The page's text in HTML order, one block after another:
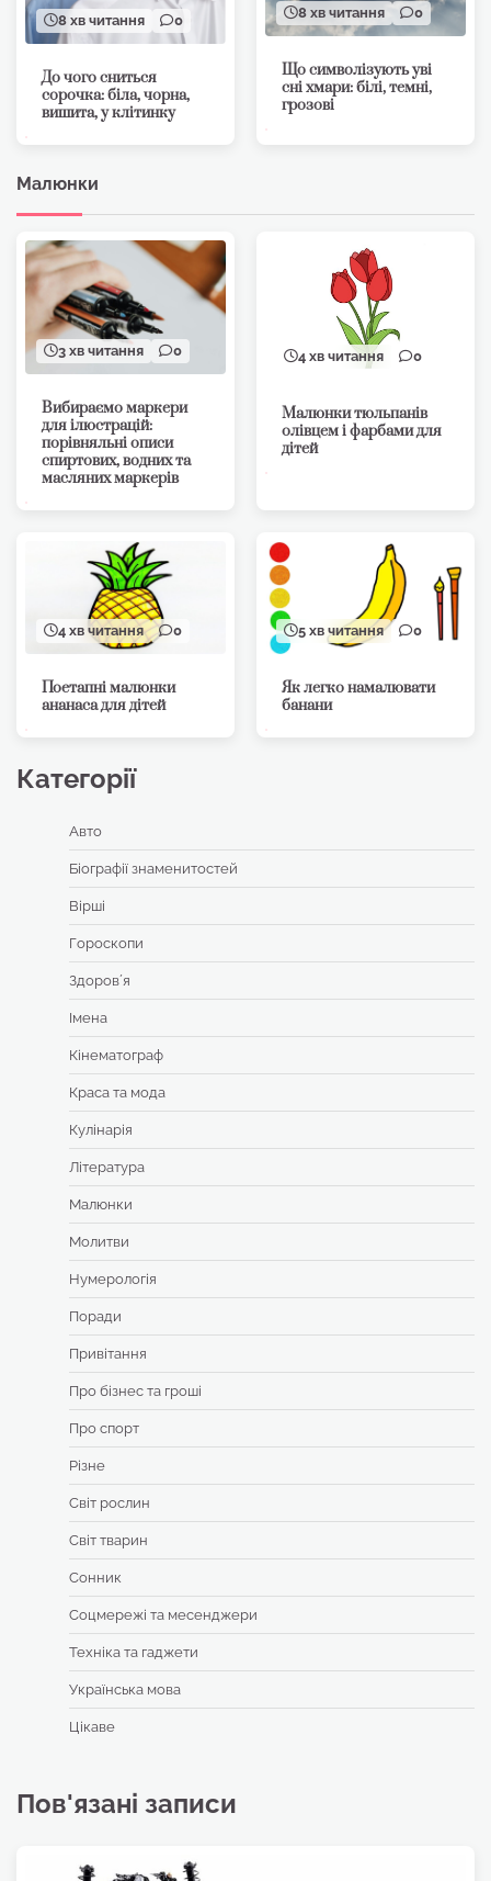
8 хв читання 0
До чого сниться
сорочка: біла, чорна,
вишита, у клітинку
8 хв читання 0
Що символізують уві
сні хмари: білі, темні,
грозові
Малюнки
3 хв читання 0
Вибираємо маркери
для ілюстрацій:
порівняльні описи
спиртових, водних та
масляних маркерів
4 хв читання 0
Малюнки тюльпанів
олівцем і фарбами для
дітей
4 хв читання 0
Поетапні малюнки
ананаса для дітей
5 хв читання 0
Як легко намалювати
банани
Категорії
Авто
Біографії знаменитостей
Вірші
Гороскопи
Здоровʼя
Імена
Кінематограф
Краса та мода
Кулінарія
Література
Малюнки
Молитви
Нумерологія
Поради
Привітання
Про бізнес та гроші
Про спорт
Різне
Світ рослин
Світ тварин
Сонник
Соцмережі та месенджери
Техніка та гаджети
Українська мова
Цікаве
Пов'язані записи